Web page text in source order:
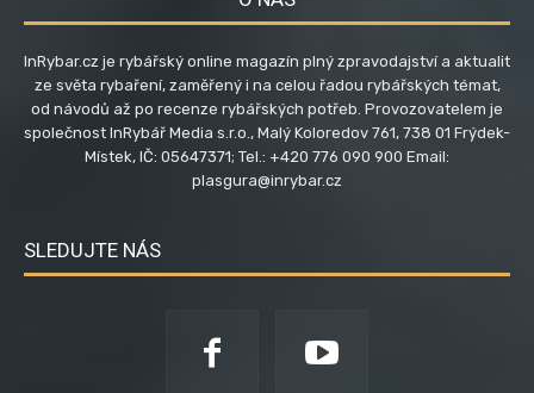
InRybar.cz je rybářský online magazín plný zpravodajství a aktualit
ze světa rybaření, zaměřený i na celou řadou rybářských témat,
od návodů až po recenze rybářských potřeb. Provozovatelem je
společnost InRybář Media s.r.o., Malý Koloredov 761, 738 01 Frýdek-
Místek, IČ: 05647371; Tel.: +420 776 090 900 Email:
plasgura@inrybar.cz
SLEDUJTE NÁS